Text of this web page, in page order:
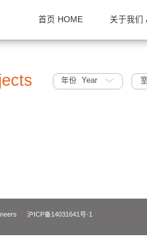
首页 HOME 关
年份 Year
沪ICP备14031641号-1